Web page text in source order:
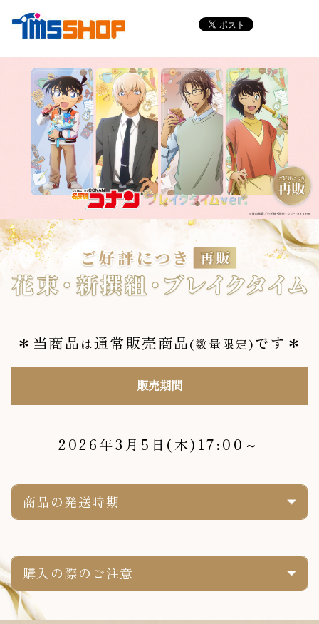
＊当商品 は通常販売商品(数量限定)です＊
販売期間
2026年3月5日(木)17:00～
商品の発送時期
購入の際のご注意